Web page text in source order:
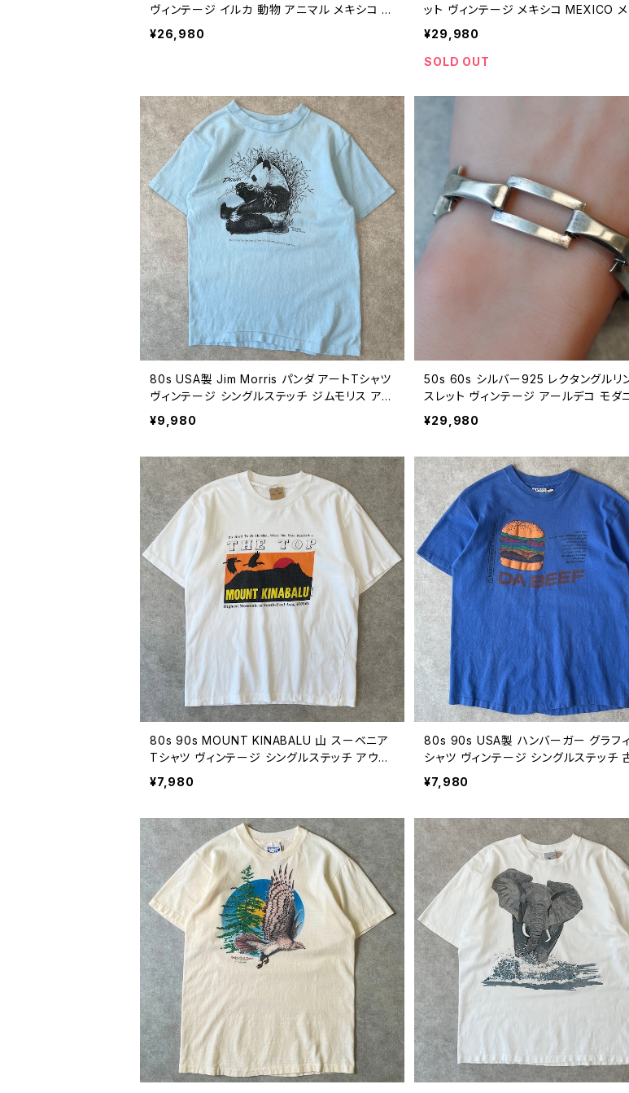
ヴィンテージ イルカ 動物 アニマル メキシコ M
EXICO メキシカンジュエリー 80年代 90年代
ビンテージ メンズ レディース 26072704
¥26,980
ット ヴィンテージ メキシコ MEXICO メ
ンジュエリー マンテル 動物 アニマル
90年代 ビンテージ メンズ レディース
701
¥29,980
SOLD OUT
80s USA製 Jim Morris パンダ アートTシャツ
ヴィンテージ シングルステッチ ジムモリス アニ
マル 動物 水色 ライトブルー 古着 80年代 ビン
テージ M 26072004
¥9,980
50s 60s シルバー925 レクタングルリ
スレット ヴィンテージ アールデコ モダ
スクエアリンク 50年代 60年代 メンズ
ース 26071702
¥29,980
80s 90s MOUNT KINABALU 山 スーベニア
Tシャツ ヴィンテージ シングルステッチ アウト
ドア 自然 ネイチャー 古着 キナバル山 白 ホワ
イト 80年代 90年代 ビンテージ 26071001
¥7,980
80s 90s USA製 ハンバーガー グラフ
シャツ ヴィンテージ シングルステッチ
ブルー ハワイ 80年代 90年代 ビンテー
6062602
¥7,980